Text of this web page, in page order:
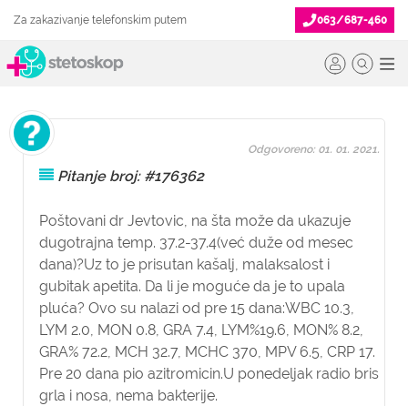
Za zakazivanje telefonskim putem 063/687-460
Pitanje broj: #176362
Poštovani dr Jevtovic, na šta može da ukazuje
dugotrajna temp. 37.2-37.4(već duže od mesec
dana)?Uz to je prisutan kašalj, malaksalost i
gubitak apetita. Da li je moguće da je to upala
pluća? Ovo su nalazi od pre 15 dana:WBC 10.3,
LYM 2.0, MON 0.8, GRA 7.4, LYM%19.6, MON% 8.2,
GRA% 72.2, MCH 32.7, MCHC 370, MPV 6.5, CRP 17.
Pre 20 dana pio azitromicin.U ponedeljak radio bris
grla i nosa, nema bakterije.
Odgovoreno: 01. 01. 2021.